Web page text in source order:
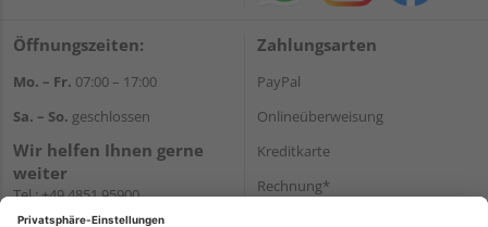
Öffnungszeiten:
Mo. – Fr. 07:00 – 17:00
Sa. – So. geschlossen
Wir helfen Ihnen gerne
weiter
Tel.:+49 4851 95900
E-Mail:info@holzland-
Zahlungsarten
PayPal
Onlineüberweisung
Kreditkarte
Rechnung*